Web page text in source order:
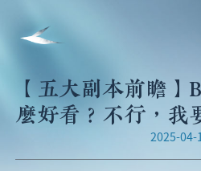
【五大副本前瞻】
麼好看？不行，我
2025-04-